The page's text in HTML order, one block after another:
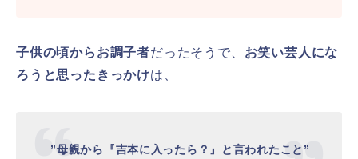
子供の頃からお調子者だったそうで、 お笑い芸人にな
ろうと思ったきっかけは、
”母親から『吉本に入ったら？』と言われたこと”